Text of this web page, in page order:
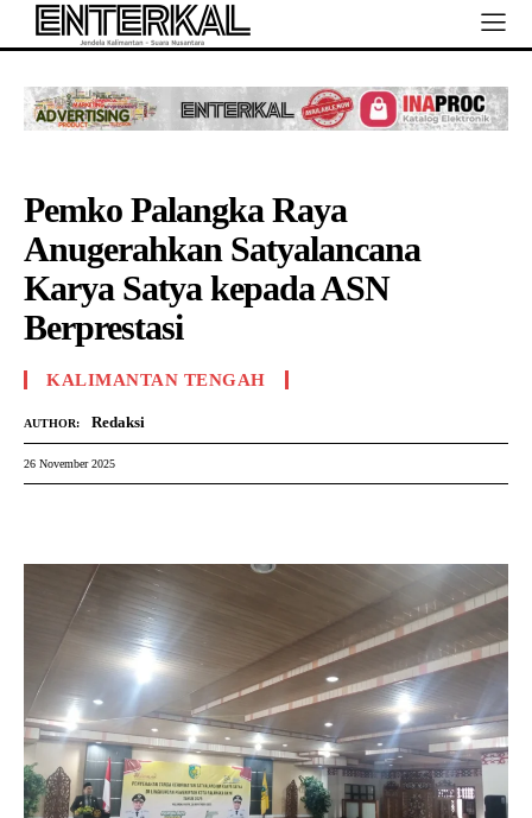
Pemko Palangka Raya
Anugerahkan Satyalancana
Karya Satya kepada ASN
Berprestasi
KALIMANTAN TENGAH
AUTHOR: Redaksi
26 November 2025